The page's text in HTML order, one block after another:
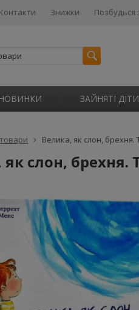
Контакти Знижки Позбудься
НОВИНКИ ЗАЙНЯТІ
товари Велика, як слон,
слон, брехня.